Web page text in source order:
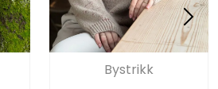
Bystrikk